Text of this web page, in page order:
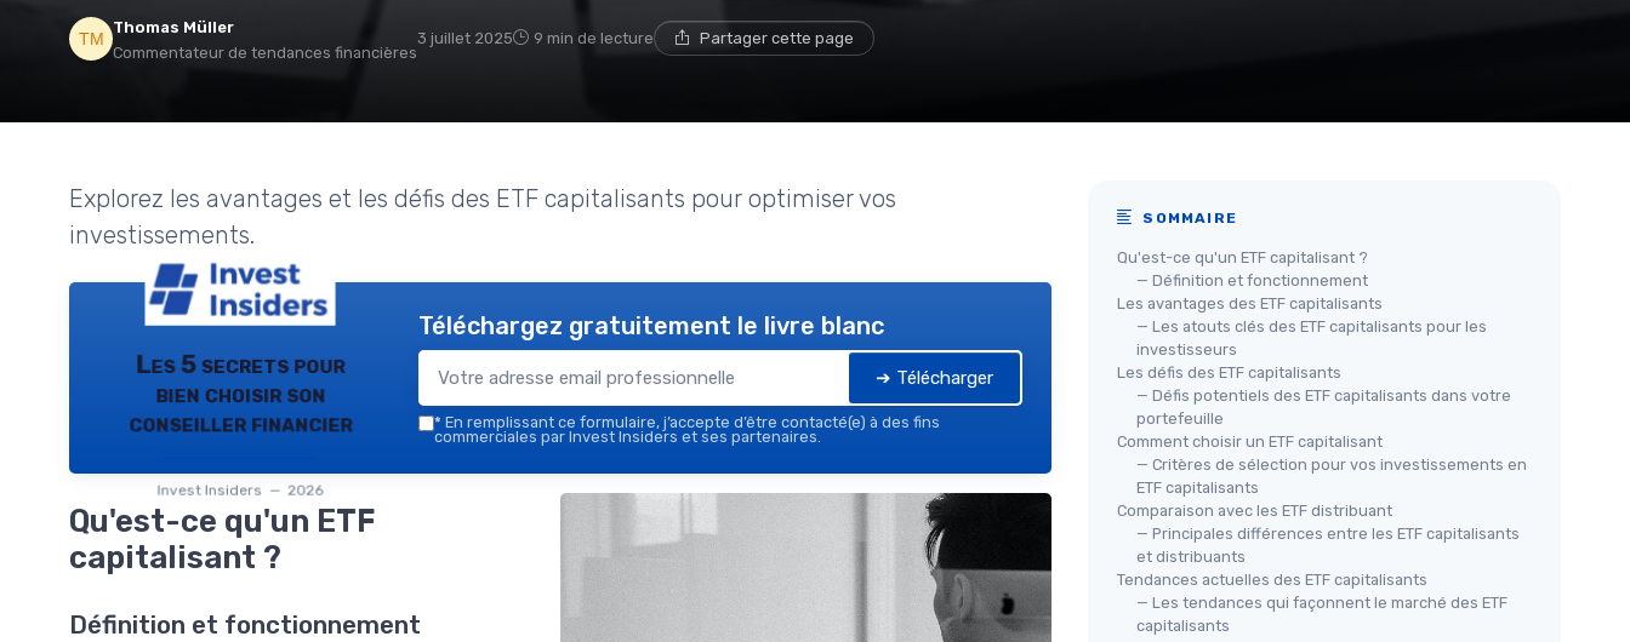
Thomas Müller
Commentateur de tendances financières
3 juillet 2025 9 min de lecture Partager cette page
Explorez les avantages et les défis des ETF capitalisants pour optimiser vos
investissements.
Les 5 secrets pour
bien choisir son
conseiller financier
Invest Insiders — 2026
Téléchargez gratuitement le livre blanc
➔ Télécharger
* En remplissant ce formulaire, j’accepte d’être contacté(e) à des fins
commerciales par Invest Insiders et ses partenaires.
Qu'est-ce qu'un ETF
capitalisant ?
Définition et fonctionnement
SOMMAIRE
Qu'est-ce qu'un ETF capitalisant ?
— Définition et fonctionnement
Les avantages des ETF capitalisants
— Les atouts clés des ETF capitalisants pour les
investisseurs
Les défis des ETF capitalisants
— Défis potentiels des ETF capitalisants dans votre
portefeuille
Comment choisir un ETF capitalisant
— Critères de sélection pour vos investissements en
ETF capitalisants
Comparaison avec les ETF distribuant
— Principales différences entre les ETF capitalisants
et distribuants
Tendances actuelles des ETF capitalisants
— Les tendances qui façonnent le marché des ETF
capitalisants